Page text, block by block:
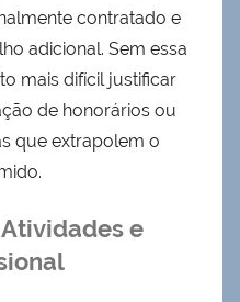
contratado e
adicional. Sem essa
mais difícil justificar
de honorários ou
que extrapolem o
e